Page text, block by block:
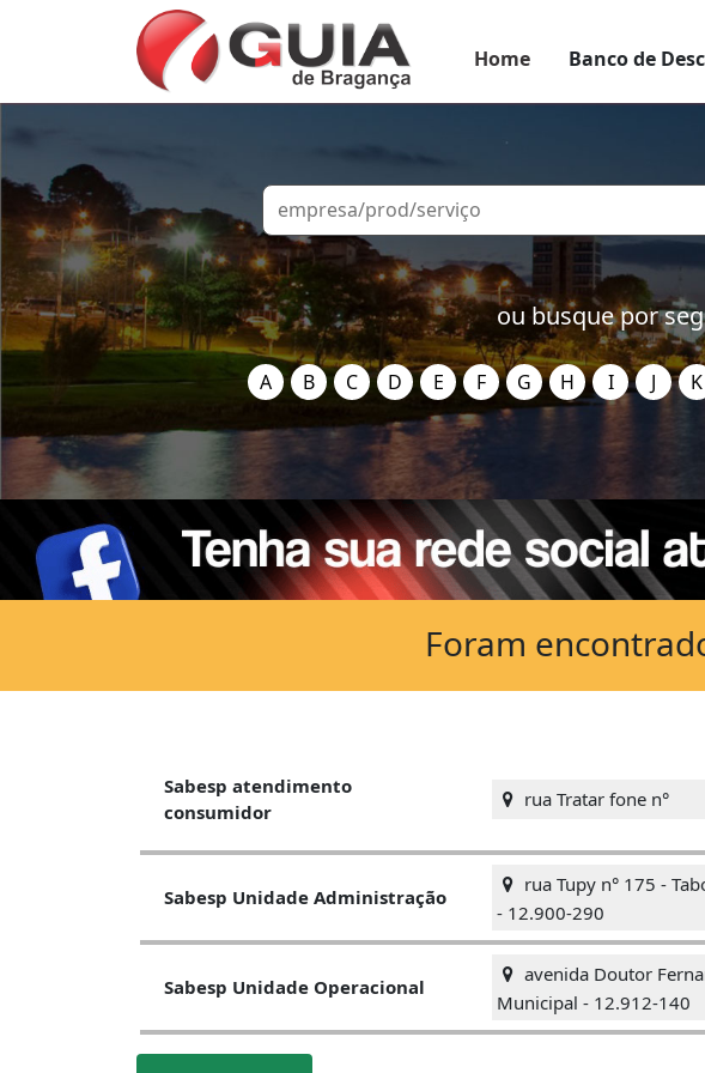
Home Banco de
ou busque por
A B C D E F G H I J K
Sabesp atendimento
consumidor
rua Tratar fone n°
Sabesp Unidade Administração
rua Tupy n° 175 -
- 12.900-290
Sabesp Unidade Operacional
avenida Doutor
Municipal - 12.912-140
Foram